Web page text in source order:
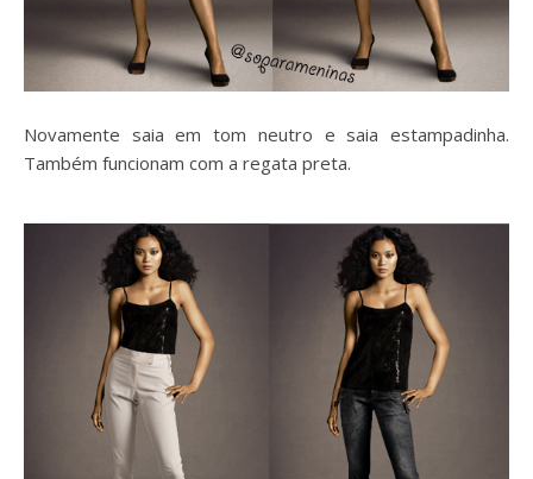
Novamente saia em tom neutro e saia estampadinha.
Também funcionam com a regata preta.